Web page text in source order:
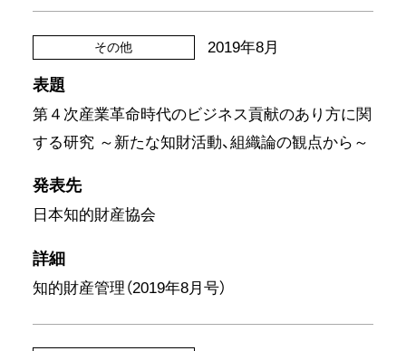
その他 2019年8月
表題
第４次産業革命時代のビジネス貢献のあり方に関
する研究 ～新たな知財活動、組織論の観点から～
発表先
日本知的財産協会
詳細
知的財産管理（2019年8月号）